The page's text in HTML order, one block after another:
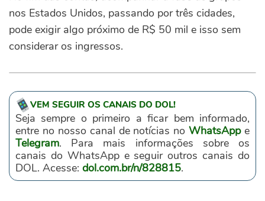
nos Estados Unidos, passando por três cidades,
pode exigir algo próximo de R$ 50 mil e isso sem
considerar os ingressos.
VEM SEGUIR OS CANAIS DO DOL!
Seja sempre o primeiro a ficar bem informado,
entre no nosso canal de notícias noWhatsAppe
Telegram. Para mais informações sobre os
canais do WhatsApp e seguir outros canais do
DOL. Acesse: dol.com.br/n/828815.